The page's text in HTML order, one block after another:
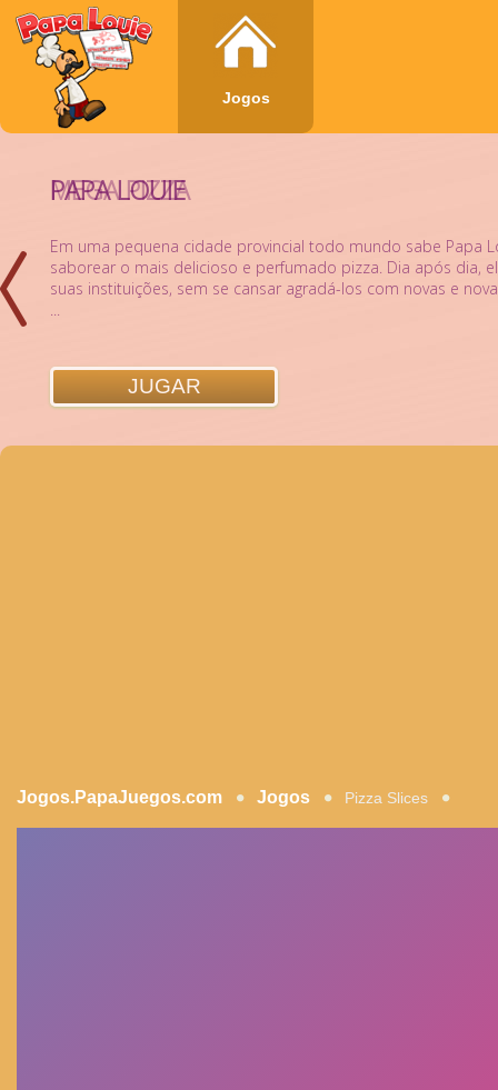
Jogos
MEGA PIZZA
JUGAR
PAPA LOUIE
Em uma pequena cidade provincial todo mundo sabe Papa
saborear o mais delicioso e perfumado pizza. Dia após dia,
suas instituições, sem se cansar agradá-los com novas e
...
JUGAR
Jogos.PapaJuegos.com Jogos Pizza Slices